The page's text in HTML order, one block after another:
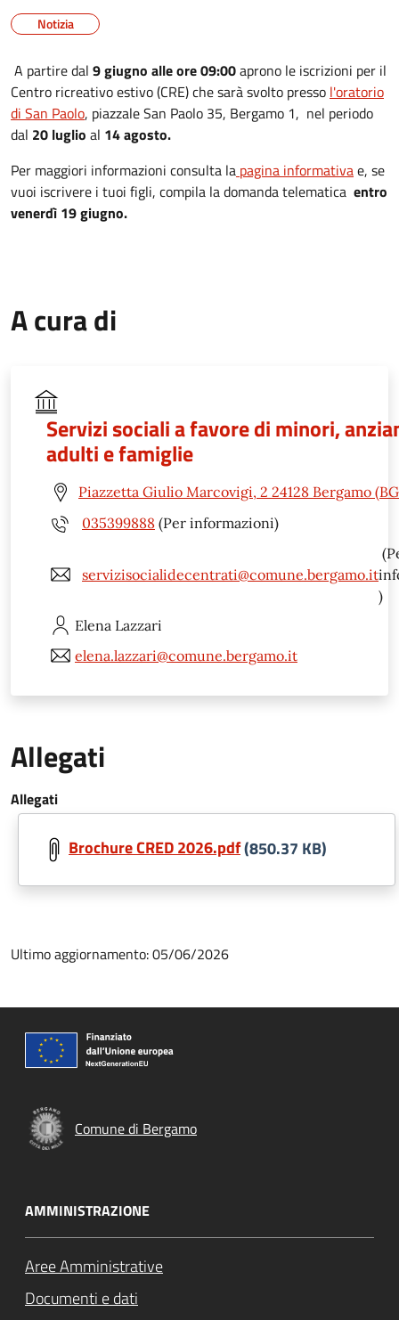
Notizia
A partire dal 9 giugno alle ore 09:00aprono le iscrizioni per il
Centro ricreativo estivo (CRE) che sarà svolto presso l'oratorio
di San Paolo, piazzale San Paolo 35, Bergamo 1, nel periodo
dal 20 luglio al 14 agosto.
Per maggiori informazioni consulta la pagina informativae, se
vuoi iscrivere i tuoi figli, compila la domanda telematica entro
venerdì 19 giugno.
A cura di
Servizi sociali a favore di minori,
adulti e famiglie
Piazzetta Giulio Marcovigi, 2 24128 Bergamo
035399888 (Per informazioni)
servizisocialidecentrati@comune.bergamo.it
)
Elena Lazzari
elena.lazzari@comune.bergamo.it
Allegati
Allegati
Brochure CRED 2026.pdf(850.37 KB)
Ultimo aggiornamento: 05/06/2026
Comune di Bergamo
AMMINISTRAZIONE
Aree Amministrative
Documenti e dati